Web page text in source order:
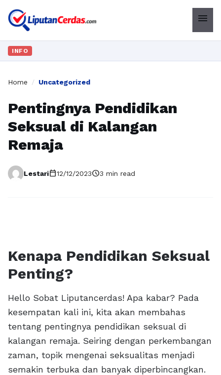
menu
INFO
Home / Uncategorized
Pentingnya Pendidikan
Seksual di Kalangan
Remaja
Lestaricalendar_today12/12/2023schedule3 min read
Kenapa Pendidikan Seksual
Penting?
Hello Sobat Liputancerdas! Apa kabar? Pada
kesempatan kali ini, kita akan membahas
tentang pentingnya pendidikan seksual di
kalangan remaja. Seiring dengan perkembangan
zaman, topik mengenai seksualitas menjadi
semakin terbuka dan banyak diperbincangkan.